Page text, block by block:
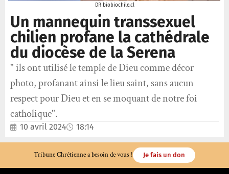
DR biobiochile.cl
Un mannequin transsexuel
chilien profane la cathédrale
du diocèse de la Serena
" ils ont utilisé le temple de Dieu comme décor
photo, profanant ainsi le lieu saint, sans aucun
respect pour Dieu et en se moquant de notre foi
catholique".
10 avril 2024 18:14
Tribune Chrétienne a besoin de vous ! Je fais un don